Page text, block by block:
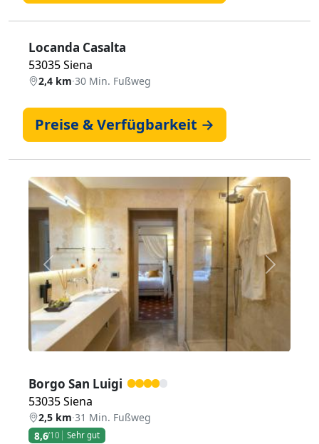
Locanda Casalta
53035 Siena
2,4 km·30 Min. Fußweg
Preise & Verfügbarkeit →
Zurück Weiter
Borgo San Luigi
53035 Siena
2,5 km·31 Min. Fußweg
8,6/10 Sehr gut